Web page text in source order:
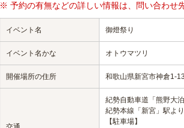
※ 予約の有無などの詳しい情報は、問い合わせ
イベント名 御燈祭り
イベント名かな オトウマツリ
開催場所の住所 和歌山県新宮市神倉1-
紀勢自動車道「熊野大
紀勢本線「新宮」駅よ
【駐車場】